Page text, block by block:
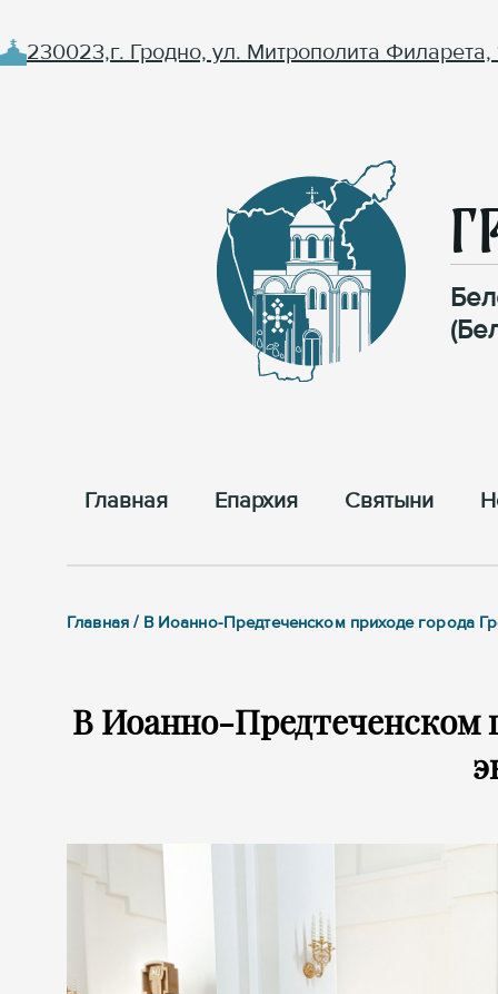
230023,г. Гродно, ул. Митрополита Филарета,
Главная Епархия Cвятыни
Главная / В Иоанно-Предтеченском приходе города
В Иоанно-Предтеченском